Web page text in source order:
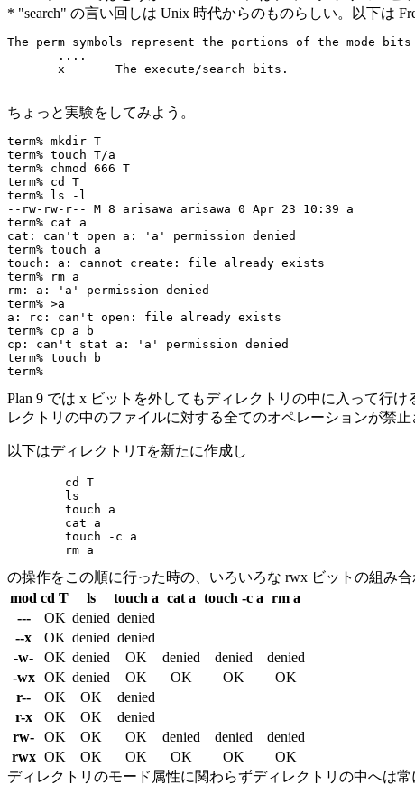
* "search" の言い回しは Unix 時代からのものらしい。以下は
The perm symbols represent the portions of the mode
       ....
ちょっと実験をしてみよう。
term% mkdir T
term% touch T/a
term% chmod 666 T
term% cd T
term% ls -l
--rw-rw-r-- M 8 arisawa arisawa 0 Apr 23 10:39 a
term% cat a
cat: can't open a: 'a' permission denied
term% touch a
touch: a: cannot create: file already exists
term% rm a
rm: a: 'a' permission denied
term% >a
a: rc: can't open: file already exists
term% cp a b
cp: can't stat a: 'a' permission denied
term% touch b
Plan 9 では x ビットを外してもディレクトリの中に入って行
レクトリの中のファイルに対する全てのオペレーションが禁止
以下はディレクトリTを新たに作成し
の操作をこの順に行った時の、いろいろな rwx ビットの組み合
mod cd T ls touch a cat a touch -c a rm a
---
OK denied denied
--x
OK denied denied
-w-
OK denied OK denied denied
denied
-wx
OK denied OK OK OK
OK
r--
OK OK
denied
r-x
OK OK
denied
rw-
OK OK OK denied denied
denied
rwx OK OK OK OK OK
OK
ディレクトリのモード属性に関わらずディレクトリの中へは常